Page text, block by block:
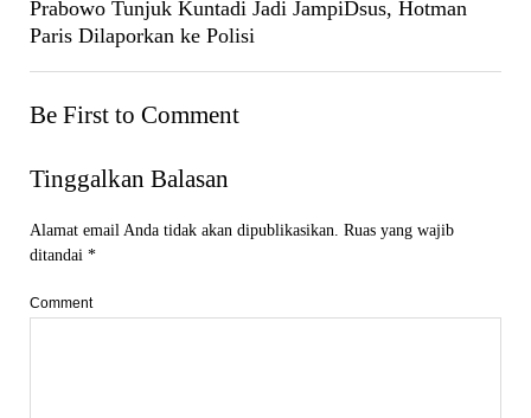
Prabowo Tunjuk Kuntadi Jadi JampiDsus, Hotman
Paris Dilaporkan ke Polisi
Be First to Comment
Tinggalkan Balasan
Alamat email Anda tidak akan dipublikasikan. Ruas yang wajib
ditandai *
Comment